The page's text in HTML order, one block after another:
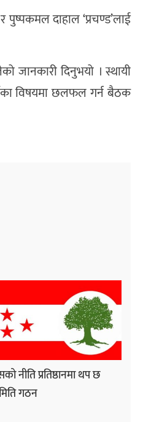
दाहाल ‘प्रचण्ड’लाई
जानकारी दिनुभयो । स्थायी
विषयमा छलफल गर्न बैठक
नीति प्रतिष्ठानमा थप छ
गठन